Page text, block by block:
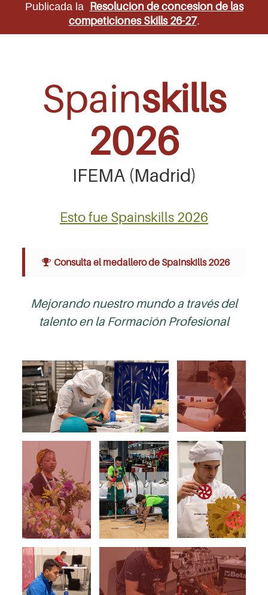
Publicada la Resolucion de concesion de las
competiciones Skills 26-27.
Spainskills
2026
IFEMA (Madrid)
Esto fue Spainskills 2026
Consulta el medallero de Spainskills 2026
Mejorando nuestro mundo a través del
talento en la Formación Profesional